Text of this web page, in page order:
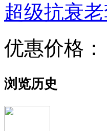
超级抗衰
优惠价格：
浏览历史